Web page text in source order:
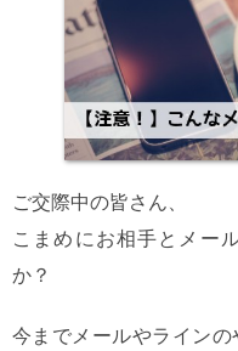
ご交際中の皆さん、
こまめにお相手とメー
か？
今までメールやライン